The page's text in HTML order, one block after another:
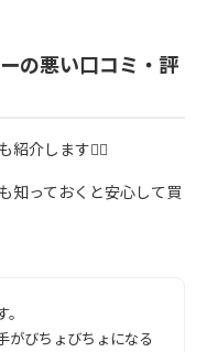
の悪い口コミ・評
紹介します💁‍♀️
知っておくと安心して買
がびちょびちょになる